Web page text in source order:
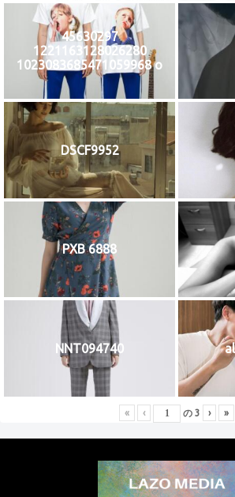
45630297
1221163128026280
1023083685471059968 o
DSCF9952
PXB 6888
NNT094740
« ‹ の 3 › »